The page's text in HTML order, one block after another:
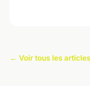
← Voir tous les